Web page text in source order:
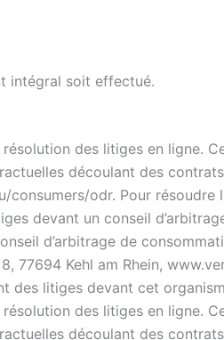
intégral soit effectué.
des litiges en ligne.
découlant des
consumers/odr. Pour résoudre
devant un conseil
d’arbitrage de
77694 Kehl am Rhein,
des litiges devant cet
des litiges en ligne.
découlant des